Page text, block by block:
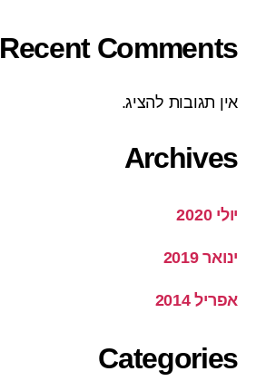
Recent Comments
אין תגובות להציג.
Archives
יולי 2020
ינואר 2019
אפריל 2014
Categories